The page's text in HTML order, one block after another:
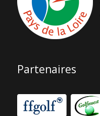
Partenaires